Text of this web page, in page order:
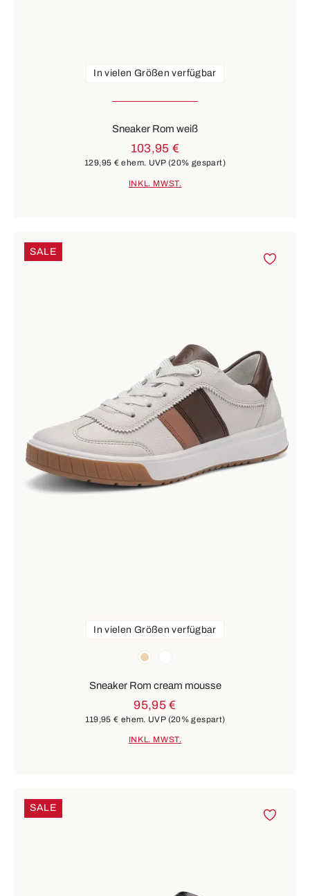
In vielen Größen verfügbar
Sneaker Rom weiß
103,95 €
129,95 € ehem. UVP(20% gespart)
INKL. MWST.
SALE
beige
In vielen Größen verfügbar
Sneaker Rom cream mousse
95,95 €
119,95 € ehem. UVP (20% gespart)
INKL. MWST.
SALE